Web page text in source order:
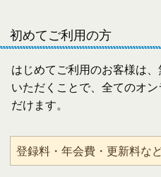
初めてご利用の方
はじめてご利用のお客様は
いただくことで、全てのオ
だけます。
登録料・年会費・更新料な